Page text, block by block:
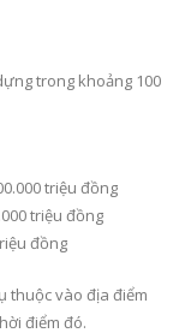
trong khoảng 100
triệu đồng
triệu đồng
đồng
thuộc vào địa điểm
điểm đó.